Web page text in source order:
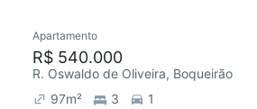
Redecorar
Apartamento
R$ 540.000
R. Oswaldo de Oliveira, Boqueirão
97m² 3
1